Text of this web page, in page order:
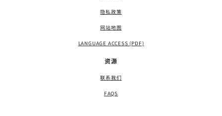
隐私政策
网站地图
LANGUAGE ACCESS (PDF)
资源
联系我们
FAQS